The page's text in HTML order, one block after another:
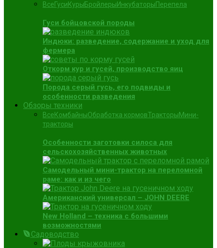
ВсеГусиКурыБройлерыИнкубаторыПерепела
Гуси бойцовской породы
Индюки: разведение, содержание и уход для
фермера
Откорм кур и гусей, производство яиц
Порода серый гусь, его подвиды и
особенности разведения
Обзоры техники
ВсеКомбайныОбработка кормовТракторыМини-
тракторы
Особенности заготовки силоса для
сельскохозяйственных животных
Самодельный мини-трактор на переломной
раме: как и из чего
Американский универсал – JOHN DEERE
New Holland – техника с большими
возможностями
Садоводство